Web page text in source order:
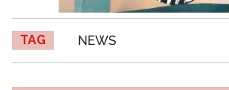
TAG NEWS